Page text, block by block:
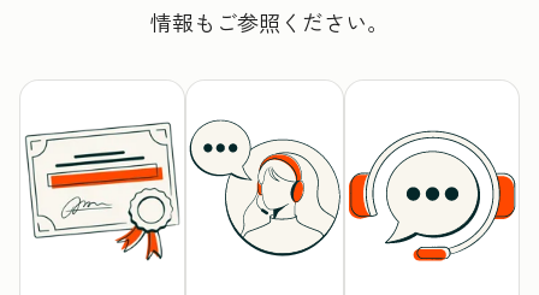
情報もご参照ください。